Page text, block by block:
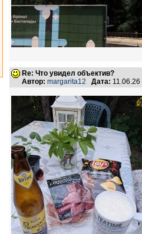
Re: Что увидел объектив?
Автор: margarita12 Дата: